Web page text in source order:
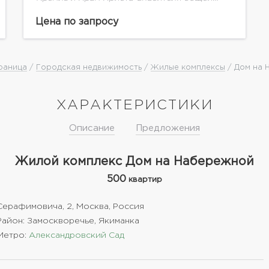
камином 70 кв.м, спальня - 20 кв.м, 25 кв.м
Цена по запросу
/ Городская недвижимость/ Жилые комплексы / Дом на
ХАРАКТЕРИСТИКИ
Описание Предложения
Жилой комплекс Дом на Набережной
500 квартир
2, Москва, Россия
Замоскворечье, Якиманка
Александровский Сад